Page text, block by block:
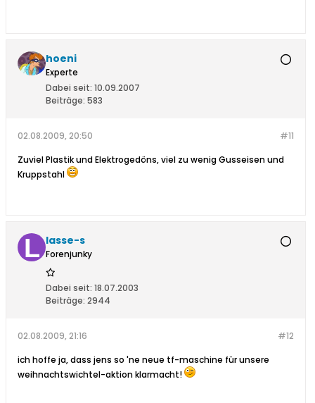
hoeni
Experte
Dabei seit: 10.09.2007
Beiträge: 583
#11
02.08.2009, 20:50
Zuviel Plastik und Elektrogedöns, viel zu wenig Gusseisen und
Kruppstahl
lasse-s
Forenjunky
Dabei seit: 18.07.2003
Beiträge: 2944
#12
02.08.2009, 21:16
ich hoffe ja, dass jens so 'ne neue tf-maschine für unsere
weihnachtswichtel-aktion klarmacht!